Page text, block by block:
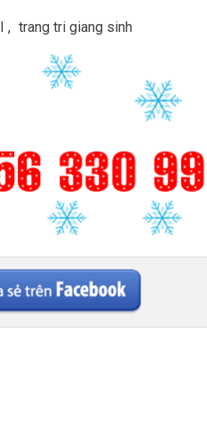
, trang tri giang sinh